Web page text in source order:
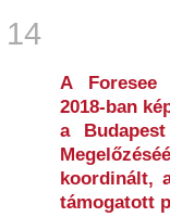
A Foresee
2018-ban
a
koordinált,
támogatott